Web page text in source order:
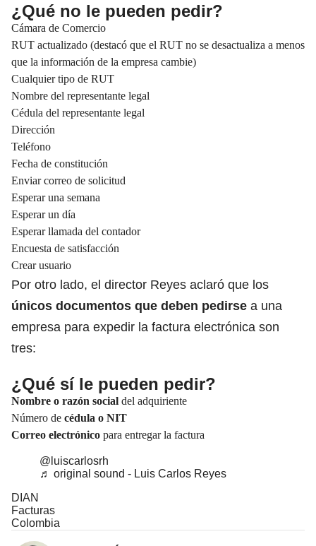
¿Qué no le pueden pedir?
Cámara de Comercio
RUT actualizado (destacó que el RUT no se desactualiza a menos
que la información de la empresa cambie)
Cualquier tipo de RUT
Nombre del representante legal
Cédula del representante legal
Dirección
Teléfono
Fecha de constitución
Enviar correo de solicitud
Esperar una semana
Esperar un día
Esperar llamada del contador
Encuesta de satisfacción
Crear usuario
Por otro lado, el director Reyes aclaró que los
únicos documentos que deben pedirse a una
empresa para expedir la factura electrónica son
tres:
¿Qué sí le pueden pedir?
Nombre o razón social del adquiriente
Número de cédula o NIT
Correo electrónico para entregar la factura
@luiscarlosrh
♬ original sound - Luis Carlos Reyes
DIAN
Facturas
Colombia